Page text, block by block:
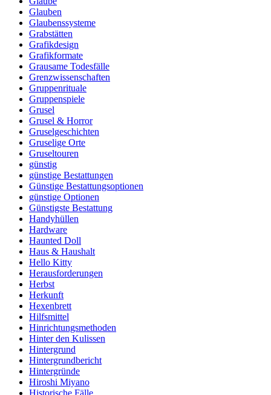
Glauben
Glaubenssysteme
Grabstätten
Grafikdesign
Grafikformate
Grausame Todesfälle
Grenzwissenschaften
Gruppenrituale
Gruppenspiele
Grusel
Grusel & Horror
Gruselgeschichten
Gruselige Orte
Gruseltouren
günstig
günstige Bestattungen
Günstige Bestattungsoptionen
günstige Optionen
Günstigste Bestattung
Handyhüllen
Hardware
Haunted Doll
Haus & Haushalt
Hello Kitty
Herausforderungen
Herbst
Herkunft
Hexenbrett
Hilfsmittel
Hinrichtungsmethoden
Hinter den Kulissen
Hintergrund
Hintergrundbericht
Hintergründe
Hiroshi Miyano
Historische Fälle